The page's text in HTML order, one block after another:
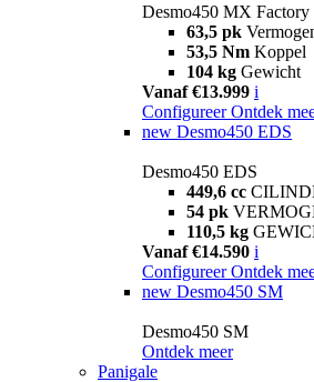
Desmo450 MX Factory
63,5 pk
53,5 Nm Koppel
104 kg Gewicht
Vanaf €13.999 i
Configureer Ontdek
new Desmo450 EDS
Desmo450 EDS
449,6 cc
54 pk
110,5 kg
Vanaf €14.590 i
Configureer Ontdek
new Desmo450 SM
Desmo450 SM
Ontdek meer
Panigale